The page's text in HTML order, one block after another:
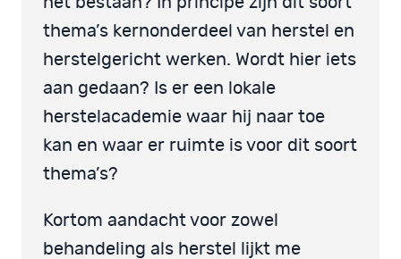
thema’s kernonderdeel van herstel en
herstelgericht werken. Wordt hier iets
aan gedaan? Is er een lokale
herstelacademie waar hij naar toe
kan en waar er ruimte is voor dit soort
thema’s?
Kortom aandacht voor zowel
behandeling als herstel lijkt me